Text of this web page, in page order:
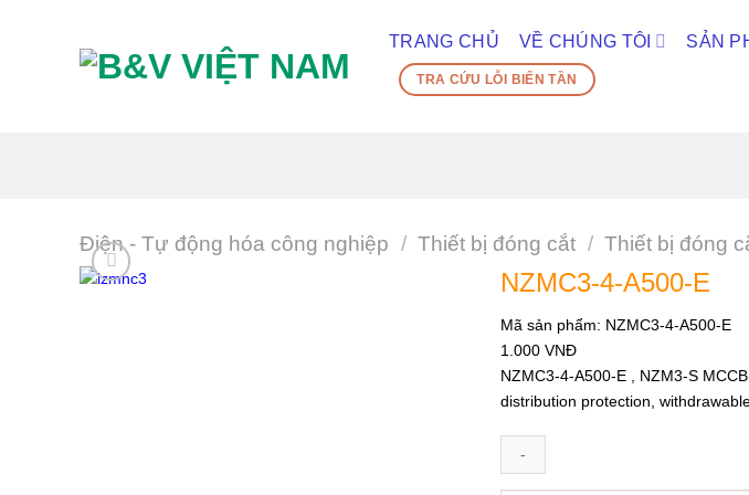
TRANG CHỦ VỀ CHÚNG TÔI SẢN
TRA CỨU LỖI BIẾN TẦN
Điện - Tự động hóa công nghiệp / Thiết bị đóng cắt / Thiết bị đóng
NZMC3-4-A500-E
Mã sản phẩm: NZMC3-4-A500-E
1.000VNĐ
NZMC3-4-A500-E , NZM3-S
distribution protection,